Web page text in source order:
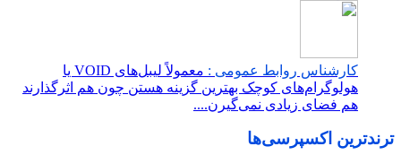
کارشناس روابط عمومی :
معمولاً لیبل‌های VOID یا
هولوگرام‌های کوچک بهترین گزینه هستن چون هم اثرگذارند
هم فضای زیادی نمی‌گیرن....
ترندترین اکسپرسی‌ها